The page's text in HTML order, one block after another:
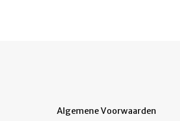
Algemene Voorwaarden